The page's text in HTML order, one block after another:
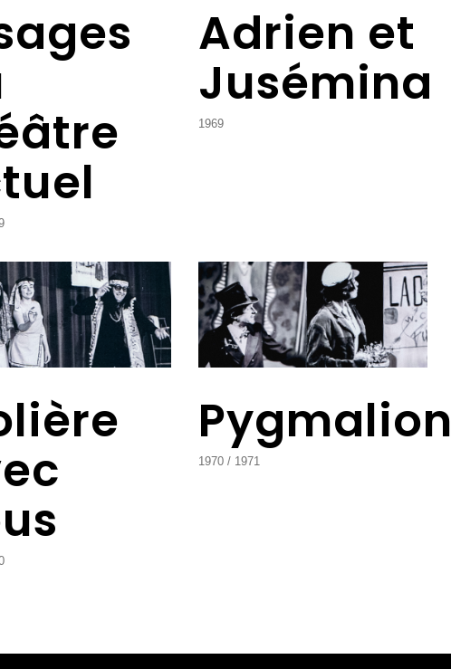
Adrien et
Jusémina
1969
Pygmalion
1970 1971